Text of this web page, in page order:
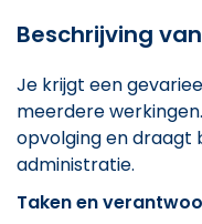
Beschrijving
Je krijgt een
meerdere
opvolging en draagt
administratie.
Taken en